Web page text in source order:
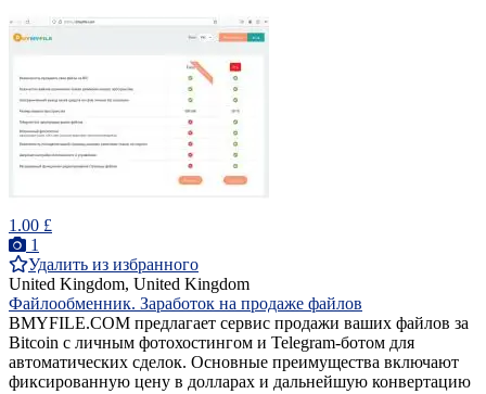
1.00 £
1
Удалить из избранного
United Kingdom, United Kingdom
Файлообменник. Заработок на продаже файлов
BMYFILE.COM предлагает сервис продажи ваших файлов за
Bitcoin с личным фотохостингом и Telegram-ботом для
автоматических сделок. Основные преимущества включают
фиксированную цену в долларах и дальнейшую конвертацию